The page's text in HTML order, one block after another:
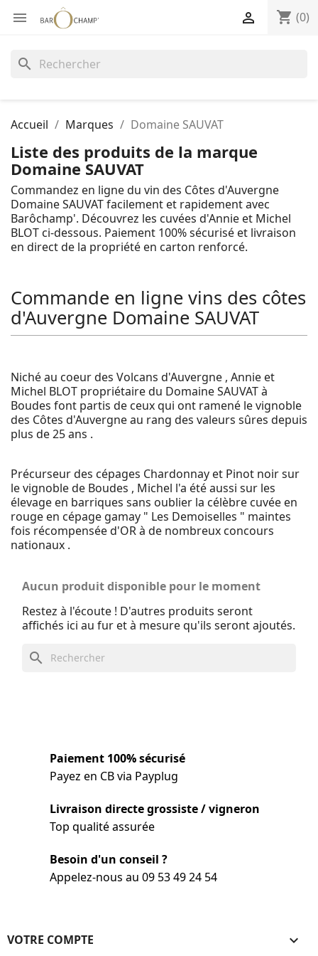
 shopping_cart (0)

search
Accueil Marques Domaine SAUVAT
Liste des produits de la marque
Domaine SAUVAT
Commandez en ligne du vin des Côtes d'Auvergne
Domaine SAUVAT facilement et rapidement avec
Barôchamp'. Découvrez les cuvées d'Annie et Michel
BLOT ci-dessous. Paiement 100% sécurisé et livraison
en direct de la propriété en carton renforcé.
Commande en ligne vins des côtes
d'Auvergne Domaine SAUVAT
Niché au coeur des Volcans d'Auvergne , Annie et
Michel BLOT propriétaire du Domaine SAUVAT à
Boudes font partis de ceux qui ont ramené le vignoble
des Côtes d'Auvergne au rang des valeurs sûres depuis
plus de 25 ans .
Précurseur des cépages Chardonnay et Pinot noir sur
le vignoble de Boudes , Michel l'a été aussi sur les
élevage en barriques sans oublier la célèbre cuvée en
rouge en cépage gamay " Les Demoiselles " maintes
fois récompensée d'OR à de nombreux concours
nationaux .
Aucun produit disponible pour le moment
Restez à l'écoute ! D'autres produits seront
affichés ici au fur et à mesure qu'ils seront ajoutés.
search
Paiement 100% sécurisé
Payez en CB via Payplug
Livraison directe grossiste / vigneron
Top qualité assurée
Besoin d'un conseil ?
Appelez-nous au 09 53 49 24 54
VOTRE COMPTE 